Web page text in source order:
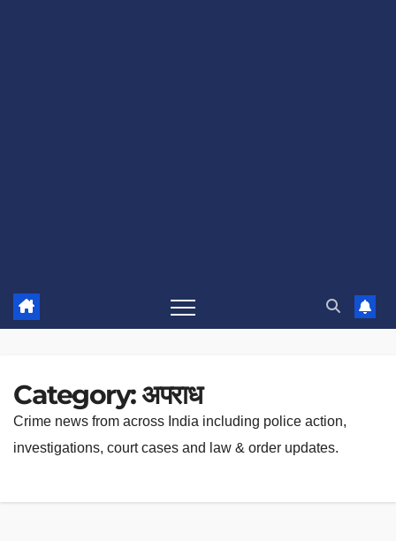
Category:अपराध
Crime news from across India including police action,
investigations, court cases and law & order updates.